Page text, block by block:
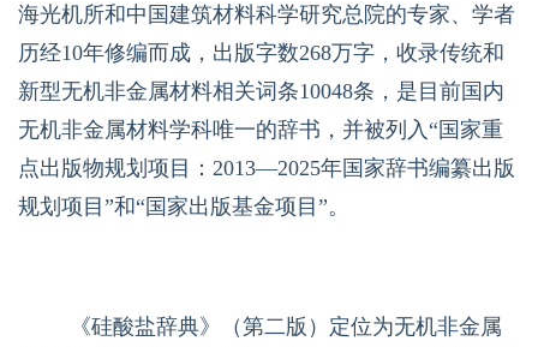
海光机所和中国建筑材料科学研究总院的专家、学者
历经10年修编而成，出版字数268万字，收录传统和
新型无机非金属材料相关词条10048条，是目前国内
无机非金属材料学科唯一的辞书，并被列入 “国家重
点出版物规划项目： 2013—2025年国家辞书编纂出版
规划项目”和“国家出版基金项目”。
《硅酸盐辞典》（第二版）定位为无机非金属